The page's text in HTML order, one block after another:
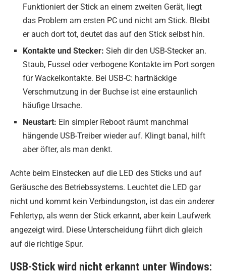
Funktioniert der Stick an einem zweiten Gerät, liegt
das Problem am ersten PC und nicht am Stick. Bleibt
er auch dort tot, deutet das auf den Stick selbst hin.
Kontakte und Stecker: Sieh dir den USB-Stecker an.
Staub, Fussel oder verbogene Kontakte im Port sorgen
für Wackelkontakte. Bei USB-C: hartnäckige
Verschmutzung in der Buchse ist eine erstaunlich
häufige Ursache.
Neustart: Ein simpler Reboot räumt manchmal
hängende USB-Treiber wieder auf. Klingt banal, hilft
aber öfter, als man denkt.
Achte beim Einstecken auf die LED des Sticks und auf
Geräusche des Betriebssystems. Leuchtet die LED gar
nicht und kommt kein Verbindungston, ist das ein anderer
Fehlertyp, als wenn der Stick erkannt, aber kein Laufwerk
angezeigt wird. Diese Unterscheidung führt dich gleich
auf die richtige Spur.
USB-Stick wird nicht erkannt unter Windows: